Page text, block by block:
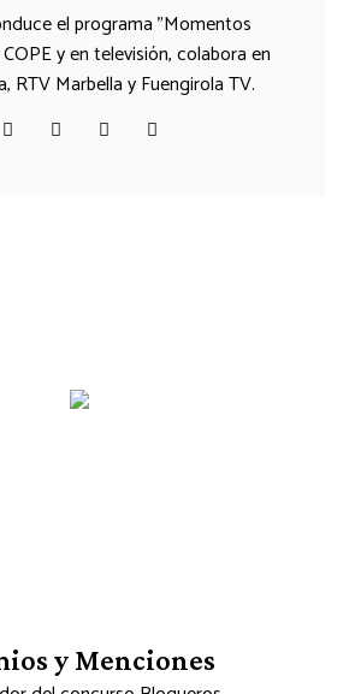
el programa "Momentos
y en televisión, colabora en
RTV Marbella y Fuengirola TV.
y Menciones